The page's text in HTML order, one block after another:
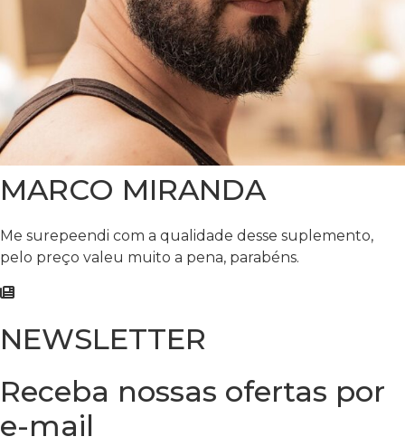
MARCO MIRANDA
Me surepeendi com a qualidade desse suplemento,
pelo preço valeu muito a pena, parabéns.
NEWSLETTER
Receba nossas ofertas por
e-mail